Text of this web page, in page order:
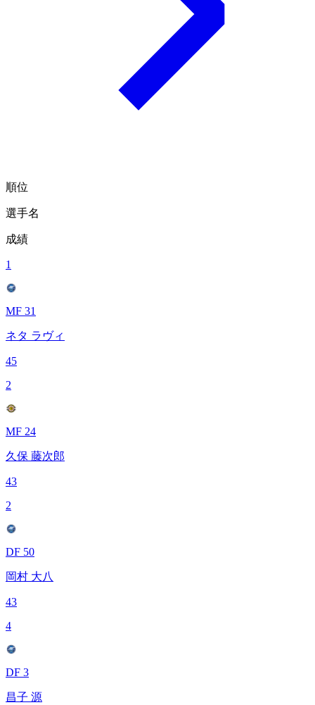
順位
選手名
成績
1
MF 31
ネタ ラヴィ
45
2
MF 24
久保 藤次郎
43
2
DF 50
岡村 大八
43
4
DF 3
昌子 源